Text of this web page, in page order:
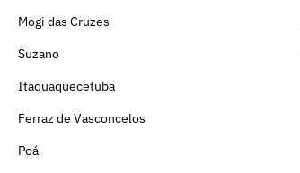
Mogi das Cruzes
Suzano
Itaquaquecetuba
Ferraz de Vasconcelos
Poá